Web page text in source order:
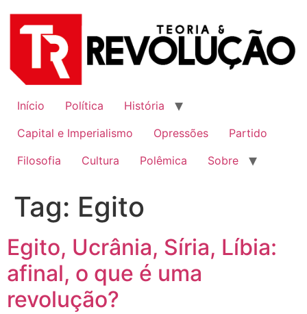
para
Início Política
História
Capital e Imperialismo
Opressões
Partido
Filosofia
Cultura Polêmica Sobre
Tag: Egito
Egito, Ucrânia, Síria, Líbia:
afinal, o que é uma
revolução?